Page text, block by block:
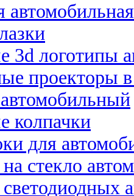
3d логотипы
проекторы
колпачки
для
стекло